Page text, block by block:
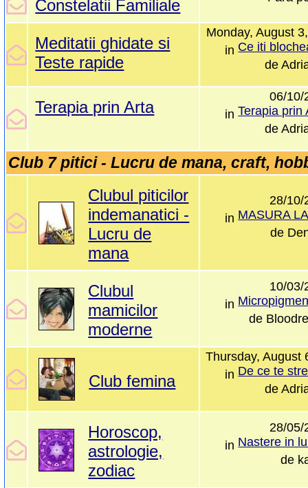
Constelatii Familiale
Meditatii ghidate si
Teste rapide
Monday, August
in
de
Terapia prin Arta
06/10/
in
de
Club 7 pitici - Lucru de mana, craft,
Clubul piticilor
indemanatici -
Lucru de
mana
28/10/
in
de
Clubul
mamicilor
moderne
10/03/
in
de
Club femina
Thursday, August
in
de
Horoscop,
astrologie,
zodiac
28/05/
in
de